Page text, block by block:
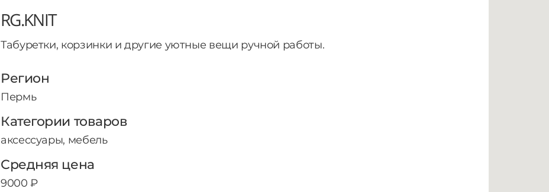
RG.KNIT
Табуретки, корзинки и другие уютные вещи ручной работы.
Регион
Пермь
Категории товаров
аксессуары, мебель
Средняя цена
9000 ₽